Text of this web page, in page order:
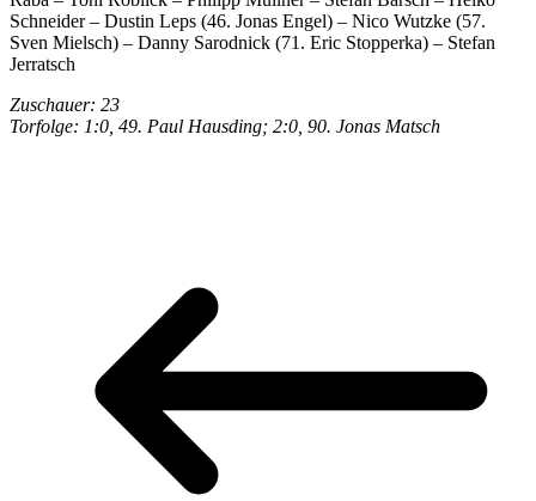
Schneider – Dustin Leps (46. Jonas Engel) – Nico Wutzke (57.
Sven Mielsch) – Danny Sarodnick (71. Eric Stopperka) – Stefan
Jerratsch
Zuschauer: 23
Torfolge: 1:0, 49. Paul Hausding; 2:0, 90. Jonas Matsch